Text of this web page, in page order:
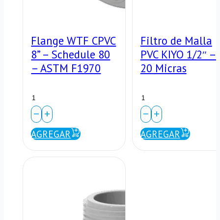
Flange WTF CPVC
8” – Schedule 80
– ASTM F1970
Flange
WTF
CPVC
8”
AGREGAR
Filtro de Malla
PVC KIYO 1/2″ –
20 Micras
Filtro
de
Malla
PVC
AGREGAR